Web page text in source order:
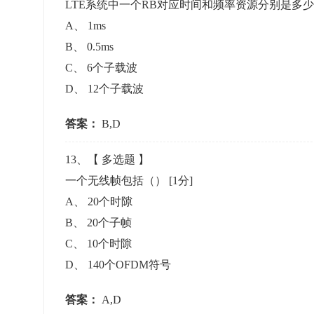
LTE系统中一个RB对应时间和频率资源分别是多少
A
1ms
B
0.5ms
C
6个子载波
D
12个子载波
答案： B,D
13 、【 多选题 】
一个无线帧包括（） [1分]
A
20个时隙
B
20个子帧
C
10个时隙
D
140个OFDM符号
答案： A,D